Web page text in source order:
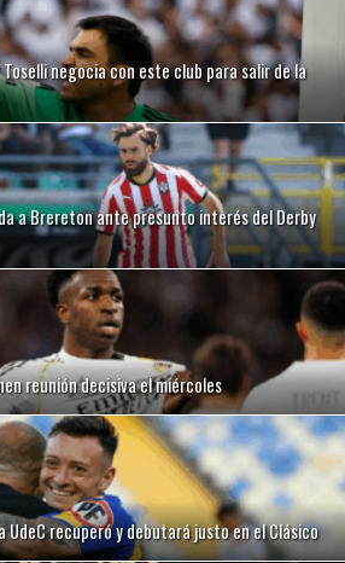
negocia con este club para salir de la
a Brereton ante presunto interés del Derby
reunión decisiva el miércoles
UdeC recuperó y debutará justo en el Clásico